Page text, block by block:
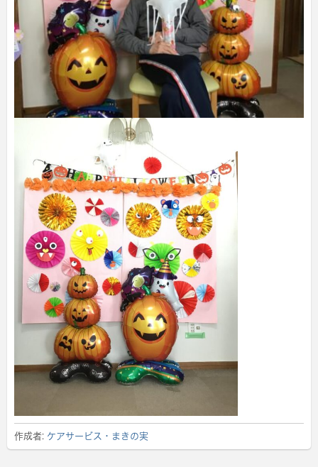
作成者: ケアサービス・まきの実